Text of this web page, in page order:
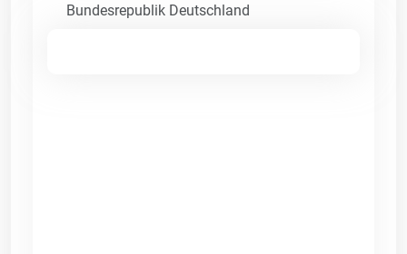
Bundesrepublik Deutschland